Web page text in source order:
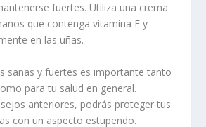
fuertes. Utiliza una crema
que contenga vitamina E y
en las uñas.
sanas y fuertes es importante tanto
para tu salud en general.
anteriores, podrás proteger tus
con un aspecto estupendo.